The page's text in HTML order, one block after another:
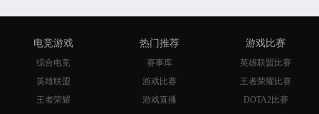
电竞游戏
综合电竞
英雄联盟
王者荣耀
热门推荐
赛事库
游戏比赛
游戏直播
游戏比赛
英雄联盟比赛
王者荣耀比赛
DOTA2比赛